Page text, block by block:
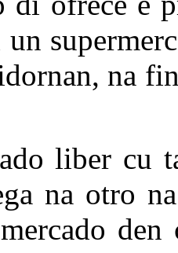
na
liber cu
na otro